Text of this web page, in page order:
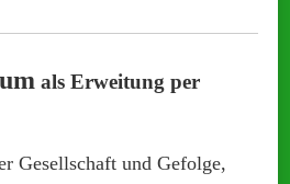
als Erweitung per
Gesellschaft und Gefolge,